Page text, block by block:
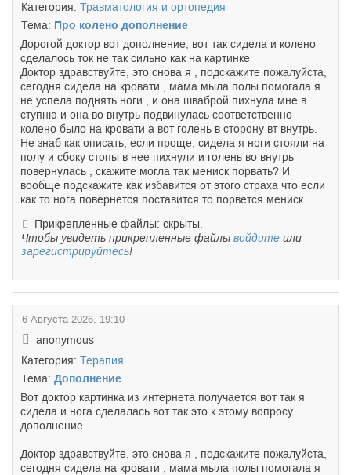
Категория: Травматология и ортопедия
Тема: Про колено дополнение
Дорогой доктор вот дополнение, вот так сидела и колено
сделалось ток не так сильно как на картинке
Доктор здравствуйте, это снова я , подскажите пожалуйста,
сегодня сидела на кровати , мама мыла полы помогала я
не успела поднять ноги , и она шваброй пихнула мне в
ступню и она во внутрь подвинулась соответственно
колено было на кровати а вот голень в сторону вт внутрь.
Не знаб как описать, если проще, сидела я ноги стояли на
полу и сбоку стопы в нее пихнули и голень во внутрь
повернулась , скажите могла так мениск порвать? И
вообще подскажите как избавится от этого страха что если
как то нога повернется поставится то порвется мениск.
Прикрепленные файлы: скрыты.
Чтобы увидеть прикрепленные файлы войдите или
зарегистрируйтесь!
6 Августа 2026, 19:10
anonymous
Категория: Терапия
Тема: Дополнение
Вот доктор картинка из интернета получается вот так я
сидела и нога сделалась вот так это к этому вопросу
дополнение
Доктор здравствуйте, это снова я , подскажите пожалуйста,
сегодня сидела на кровати , мама мыла полы помогала я